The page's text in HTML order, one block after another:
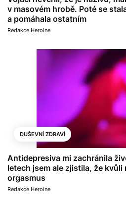
v masovém hrobě. Poté se
a pomáhala ostatním
Redakce Heroine
DUŠEVNÍ ZDRAVÍ
Antidepresiva mi zachránila
letech jsem ale zjistila, že kvůli
orgasmus
Redakce Heroine